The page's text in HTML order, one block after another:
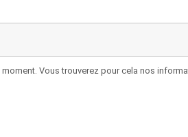
Vous trouverez pour cela nos